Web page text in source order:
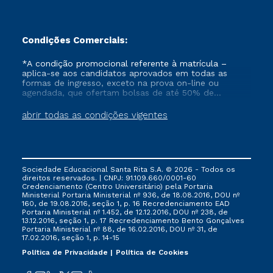
Condições Comerciais:
abrir todas as condições vigentes
*A condição promocional referente à matrícula –
aplica-se aos candidatos aprovados em todas as
formas de ingresso, exceto na prova on-line ou
agendada, que ofertam bolsas de até 50% de
que ainda não tenham efetivado e/ou não tenham
cancelado ou trancado sua matrícula em uma das
FIES, Prouni e outros programas governamentais, e
não se acumula com nenhuma outra campanha
ofertada pela Instituição.
Sociedade Educacional Santa Rita S.A. © 2026 - Todos os
direitos reservados. | CNPJ: 91.109.660/0001-60
Credenciamento (Centro Universitário) pela Portaria
Ministerial Portaria Ministerial nº 936, de 18.08.2016, DOU nº
160, de 19.08.2016, seção 1, p. 16 Recredenciamento EAD
Portaria Ministerial nº 1.452, de 12.12.2016, DOU nº 238, de
13.12.2016, seção 1, p. 17 Recredenciamento Bento Gonçalves
Portaria Ministerial nº 88, de 16.02.2016, DOU nº 31, de
17.02.2016, seção 1, p. 14-15
Política de Privacidade
Política de Cookies